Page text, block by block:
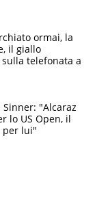
ormai, la
il giallo
telefonata a
Sinner: "Alcaraz
lo US Open, il
per lui"